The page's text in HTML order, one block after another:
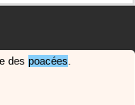
des poacées.